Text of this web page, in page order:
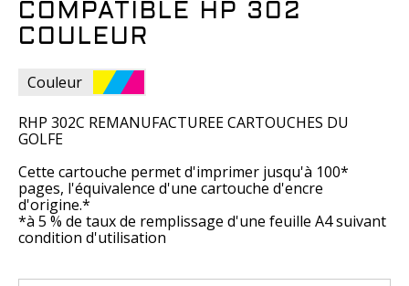
COMPATIBLE HP 302
COULEUR
Couleur
RHP 302C REMANUFACTUREE CARTOUCHES DU
GOLFE
Cette cartouche permet d'imprimer jusqu'à 100*
pages, l'équivalence d'une cartouche d'encre
d'origine.*
*à 5 % de taux de remplissage d'une feuille A4 suivant
condition d'utilisation